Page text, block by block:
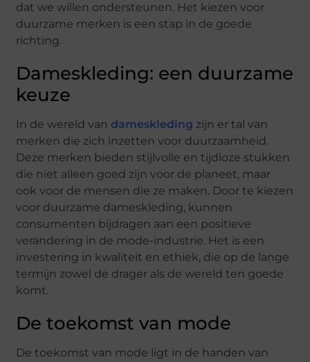
dat we willen ondersteunen. Het kiezen voor
duurzame merken is een stap in de goede
richting.
Dameskleding: een duurzame
keuze
In de wereld van dameskleding zijn er tal van
merken die zich inzetten voor duurzaamheid.
Deze merken bieden stijlvolle en tijdloze stukken
die niet alleen goed zijn voor de planeet, maar
ook voor de mensen die ze maken. Door te kiezen
voor duurzame dameskleding, kunnen
consumenten bijdragen aan een positieve
verandering in de mode-industrie. Het is een
investering in kwaliteit en ethiek, die op de lange
termijn zowel de drager als de wereld ten goede
komt.
De toekomst van mode
De toekomst van mode ligt in de handen van